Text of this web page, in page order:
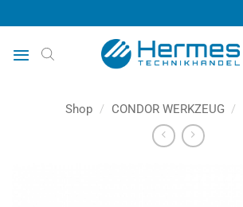
Inhalt
springen
Shop / CONDOR WERKZEUG /